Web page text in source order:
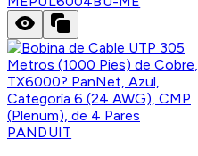
PANDUIT